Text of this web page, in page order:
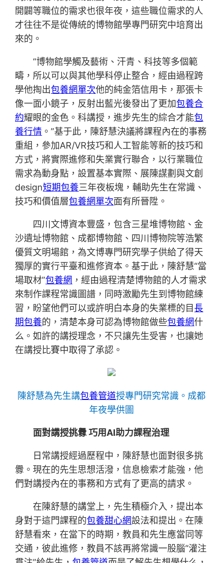
開闢等職位的需求也很年夜，這些職位需求的人
才往往不是從傳統的博物館學專門研究中培育出
來的。
“博物館學觸及藝術、汗青、科技等多個範
疇，所以可以與其他學科停止整合，經由過程跨
學他掏出包養網單次他的純金箔信用卡，那張卡
像一面小鏡子，反射出藍光後發出了更加包養合
約耀眼的金色。科講授，進步先生的綜合才能包
養行情 。”基于此，陳舒慧決議將課程內在的事務
重組，參加AR/VR技巧和人工智能等新的技巧和
方式，將實際進修和失業實行聯合，以行業職位
需求為動身點，設置基本實際、展陳謀劃與文創
design短期包養三年夜板塊，輔助先生在常識、
技巧和價值層包養網單次面有所晉陞。
四川文博資本豐盛，包含三星堆博物館、金
沙遺址博物館、成都博物館、四川博物院等浩繁
優質文明場館，為文博專門研究學子供給了得天
獨厚的實行平臺和進修資本。基于此，陳舒慧“當
場取材”包養網 ，經由過程清楚博物館的人才需求
來制作課程常識圖譜，同時激勵先生到博物館練
習，盼望他們可以或許明白本身的失業標的目 長
期包養的，清楚本身可認為博物館做些包養網什
么。如許的講授理念，不只讓先生受害，也讓她
在講授比賽中取得了承認。
陳舒慧為先生講包養管道授專門研究常識。成都
年夜學供圖
面對講授挑釁 巧用AI助力課程治理
日常講授經過歷程中，陳舒慧也面對很多挑
釁。現在的先生思想活潑，信息檢索才能強，他
們對講授內在的事務和方式有了更高的請求。
在陳舒慧的講堂上，先生積極介入，提出本
身對于這門課程的包養甜心網設法和提出。在陳
舒慧看來，在當下的時期，教員和先生應當同等
交通，彼此進修，教員不該再將常識一股腦“灌注